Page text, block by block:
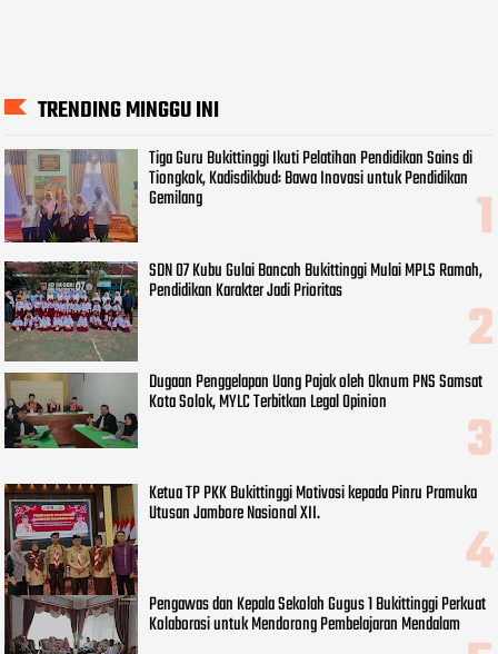
TRENDING MINGGU INI
Tiga Guru Bukittinggi Ikuti Pelatihan Pendidikan Sains di
Tiongkok, Kadisdikbud: Bawa Inovasi untuk Pendidikan
Gemilang
SDN 07 Kubu Gulai Bancah Bukittinggi Mulai MPLS Ramah,
Pendidikan Karakter Jadi Prioritas
Dugaan Penggelapan Uang Pajak oleh Oknum PNS Samsat
Kota Solok, MYLC Terbitkan Legal Opinion
Ketua TP PKK Bukittinggi Motivasi kepada Pinru Pramuka
Utusan Jambore Nasional XII.
Pengawas dan Kepala Sekolah Gugus 1 Bukittinggi Perkuat
Kolaborasi untuk Mendorong Pembelajaran Mendalam